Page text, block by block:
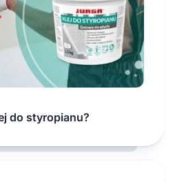
do styropianu?